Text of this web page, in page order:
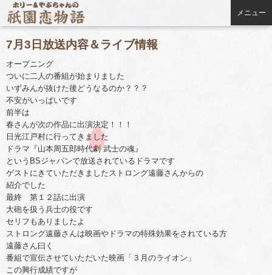
メニュー
7月3日放送内容＆ライブ情報
オープニング
ついに二人の番組が始まりました
いずみんが抜けた後どうなるのか？？？
不安がいっぱいです
前半は
春さんが次の作品に出演決定！！！
日光江戸村に行ってきました
ドラマ『山本周五郎時代劇 武士の魂』
というBSジャパンで放送されているドラマです
ゲストにきていただきましたストロング遠藤さんからの
紹介でした
最終 第１２話に出演
大砲を扱う兵士の役です
セリフもありましたよ
ストロング遠藤さんは映画やドラマの特殊効果をされている方
遠藤さん曰く
番組で宣伝させていただいた映画「３月のライオン」
この興行成績ですが